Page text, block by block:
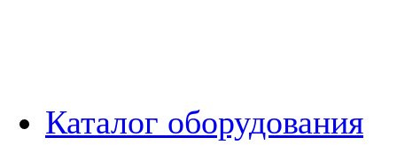
Каталог оборудования